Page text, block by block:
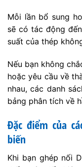
Mỗi lần bổ sung
sẽ có tác động
suất của thép
Nếu bạn không
hoặc yêu cầu về
nhau, các danh
bảng phân tích về
Đặc điểm của
biến
Khi bạn ghép nối